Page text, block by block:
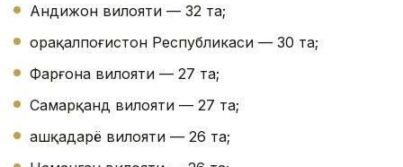
Андижон вилояти — 32 та;
Қорақалпоғистон Республикаси — 30 та;
Фарғона вилояти — 27 та;
Самарқанд вилояти — 27 та;
Қашқадарё вилояти — 26 та;